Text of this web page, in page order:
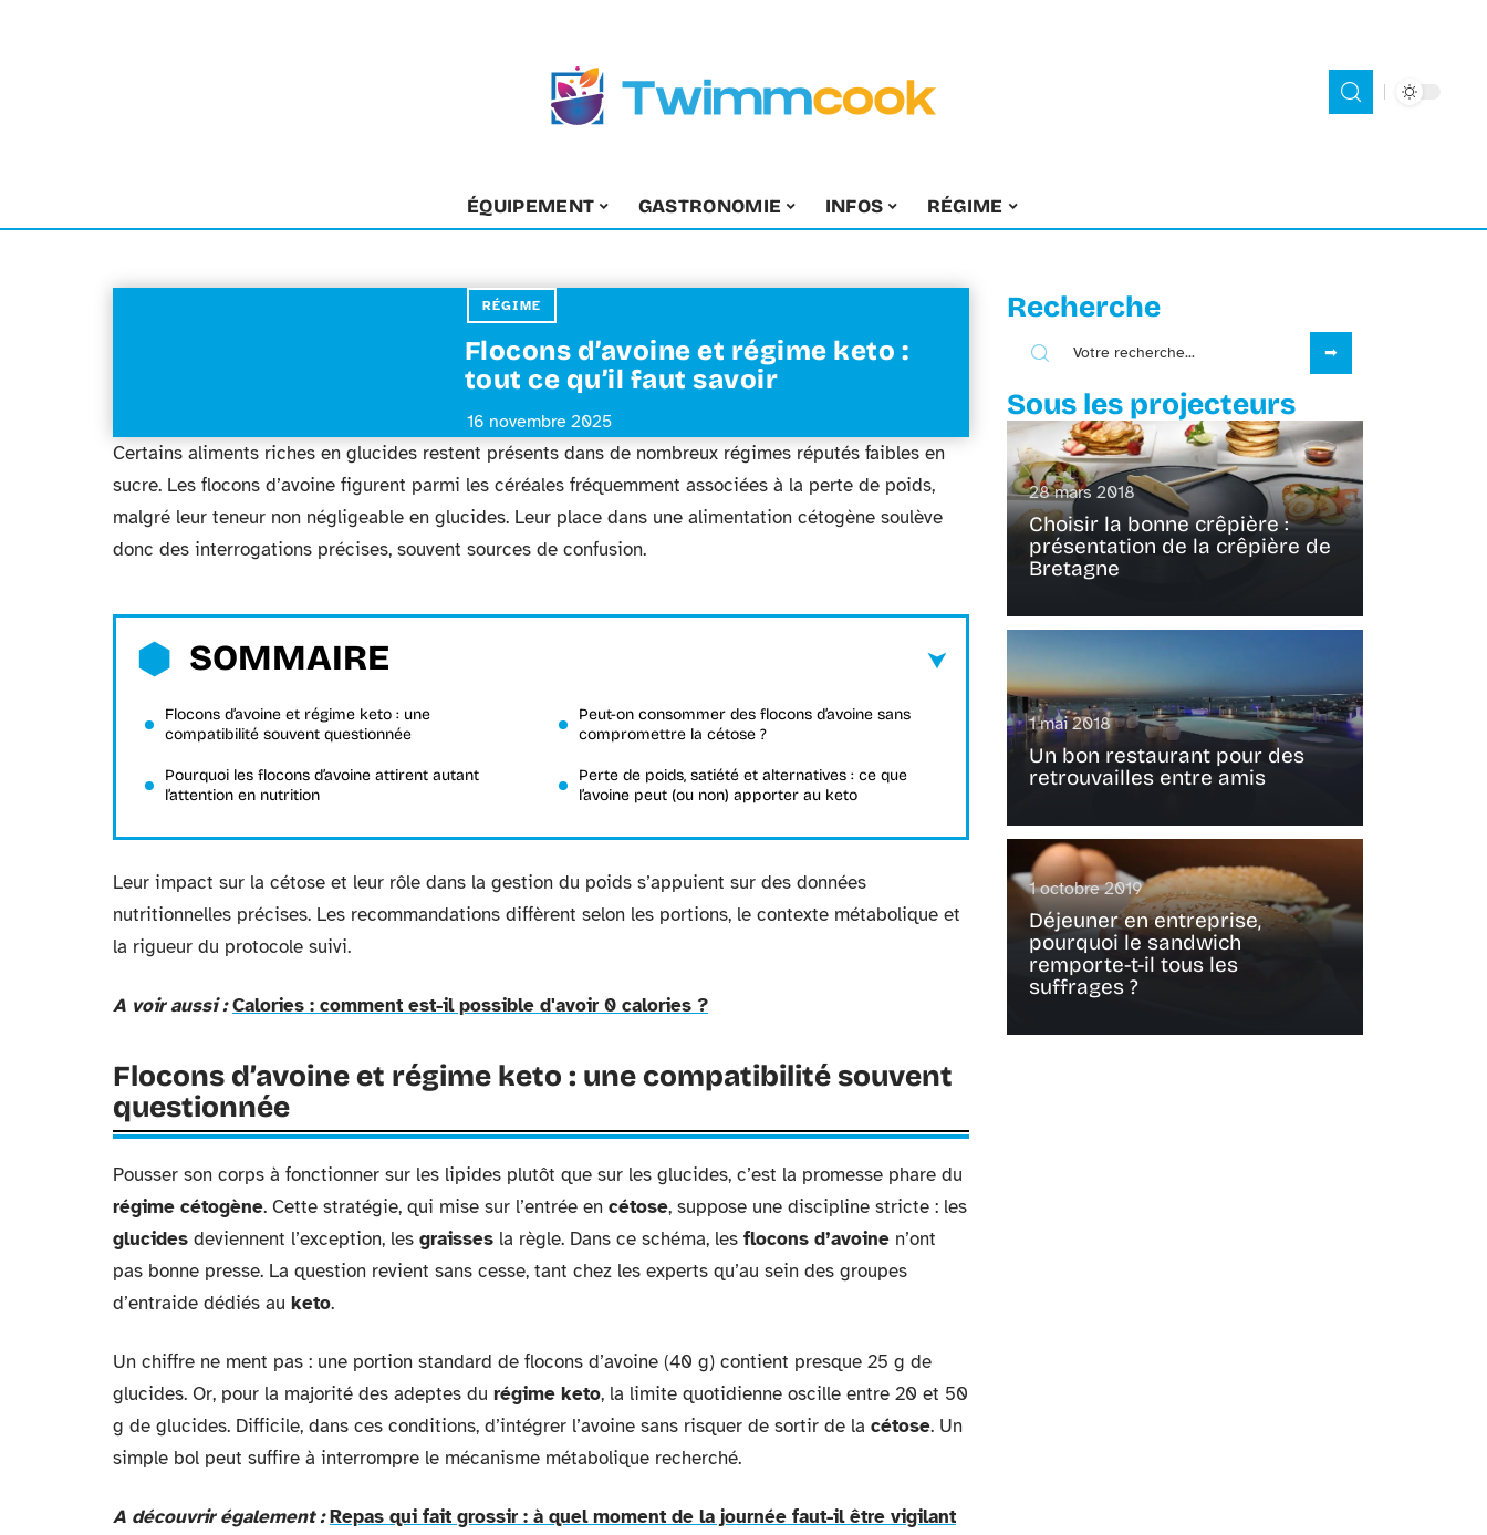
ÉQUIPEMENT GASTRONOMIE INFOS RÉGIME
RÉGIME
Flocons d’avoine et régime keto :
tout ce qu’il faut savoir
16 novembre 2025
Certains aliments riches en glucides restent présents dans de nombreux régimes réputés faibles en
sucre. Les flocons d’avoine figurent parmi les céréales fréquemment associées à la perte de poids,
malgré leur teneur non négligeable en glucides. Leur place dans une alimentation cétogène soulève
donc des interrogations précises, souvent sources de confusion.
SOMMAIRE
Flocons d’avoine et régime keto : une
compatibilité souvent questionnée
Pourquoi les flocons d’avoine attirent autant
l’attention en nutrition
Peut-on consommer des flocons d’avoine sans
compromettre la cétose ?
Perte de poids, satiété et alternatives : ce que
l’avoine peut (ou non) apporter au keto
Leur impact sur la cétose et leur rôle dans la gestion du poids s’appuient sur des données
nutritionnelles précises. Les recommandations diffèrent selon les portions, le contexte métabolique et
la rigueur du protocole suivi.
A voir aussi : Calories : comment est-il possible d'avoir 0 calories ?
Flocons d’avoine et régime keto : une compatibilité souvent
questionnée
Pousser son corps à fonctionner sur les lipides plutôt que sur les glucides, c’est la promesse phare du
régime cétogène. Cette stratégie, qui mise sur l’entrée en cétose, suppose une discipline stricte : les
glucides deviennent l’exception, les graisses la règle. Dans ce schéma, les flocons d’avoine n’ont
pas bonne presse. La question revient sans cesse, tant chez les experts qu’au sein des groupes
d’entraide dédiés au keto.
Un chiffre ne ment pas : une portion standard de flocons d’avoine (40 g) contient presque 25 g de
glucides. Or, pour la majorité des adeptes du régime keto, la limite quotidienne oscille entre 20 et 50
g de glucides. Difficile, dans ces conditions, d’intégrer l’avoine sans risquer de sortir de la cétose. Un
simple bol peut suffire à interrompre le mécanisme métabolique recherché.
A découvrir également : Repas qui fait grossir : à quel moment de la journée faut-il être vigilant
Recherche
Sous les projecteurs
28 mars 2018
Choisir la bonne crêpière :
présentation de la crêpière de
Bretagne
1 mai 2018
Un bon restaurant pour des
retrouvailles entre amis
1 octobre 2019
Déjeuner en entreprise,
pourquoi le sandwich
remporte-t-il tous les
suffrages ?